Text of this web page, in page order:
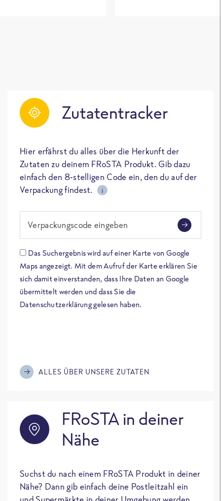
Zutatentracker
Hier erfährst du alles über die Herkunft der
Zutaten zu deinem FRoSTA Produkt. Gib dazu
einfach den 8-stelligen Code ein, den du auf der
Verpackung findest.
i
Verpackungscode eingeben
Das Suchergebnis wird auf einer Karte von Google
Maps angezeigt. Mit dem Aufruf der Karte erklären Sie
sich damit einverstanden, dass Ihre Daten an Google
übermittelt werden und dass Sie die
Datenschutzerklärung gelesen haben.
ALLES ÜBER UNSERE ZUTATEN
FRoSTA in deiner
Nähe
Suchst du nach einem FRoSTA Produkt in deiner
Nähe? Dann gib einfach deine Postleitzahl ein